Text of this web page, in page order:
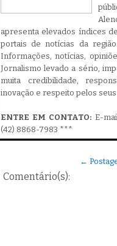
apresenta elevados índices
portais de notícias da
Informações, notícias,
Jornalismo levado a sério,
muita credibilidade,
inovação e respeito pelos
ENTRE EM CONTATO: E-
(42) 8868-7983 ***
Comentário(s):
←